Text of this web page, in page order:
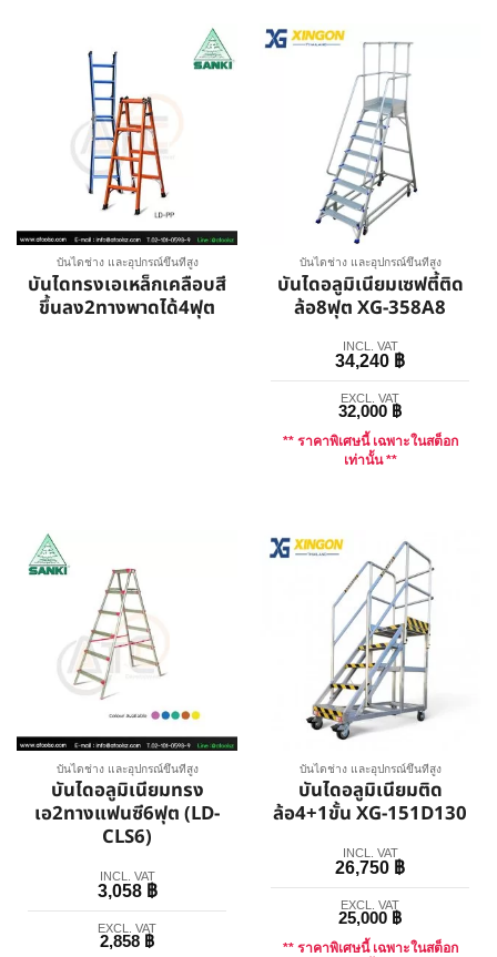
บันไดช่าง และอุปกรณ์ขึ้นที่สูง
บันไดทรงเอเหล็กเคลือบสี
ขึ้นลง2ทางพาดได้4ฟุต
บันไดช่าง และอุปกรณ์ขึ้นที่สูง
บันไดอลูมิเนียมเซฟตี้ติด
ล้อ8ฟุต XG-358A8
INCL. VAT
34,240 ฿
EXCL. VAT
32,000 ฿
** ราคาพิเศษนี้ เฉพาะในสต็อก
เท่านั้น **
บันไดช่าง และอุปกรณ์ขึ้นที่สูง
บันไดอลูมิเนียมทรง
เอ2ทางแฟนซี6ฟุต (LD-
CLS6)
INCL. VAT
3,058 ฿
EXCL. VAT
2,858 ฿
บันไดช่าง และอุปกรณ์ขึ้นที่สูง
บันไดอลูมิเนียมติด
ล้อ4+1ขั้น XG-151D130
INCL. VAT
26,750 ฿
EXCL. VAT
25,000 ฿
** ราคาพิเศษนี้ เฉพาะในสต็อก